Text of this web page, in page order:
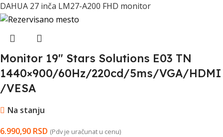
DAHUA 27 inča LM27-A200 FHD monitor
Monitor 19″ Stars Solutions E03 TN
1440×900/60Hz/220cd/5ms/VGA/HDMI
/VESA
Na stanju
6.990,90 RSD (Pdv je uračunat u cenu)